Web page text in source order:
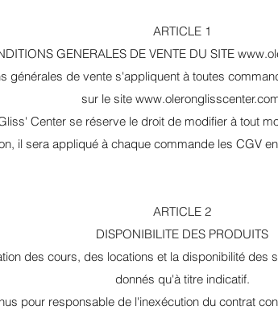
ARTICLE 1
GENERALES DE VENTE DU SITE
générales de vente s'appliquent à toutes
sur le site
Center se réserve le droit de modifier à tout
il sera appliqué à chaque commande les CGV
ARTICLE 2
DISPONIBILITE DES PRODUITS
des cours, des locations et la disponibilité des
donnés qu'à titre indicatif.
pour responsable de l'inexécution du contrat